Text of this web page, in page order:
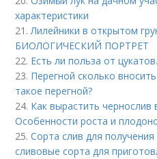
характеристики
21.Лилейники в открытом
БИОЛОГИЧЕСКИЙ ПОРТРЕТ
22. Есть ли польза от
23. Перегной сколько
такое перегной?
24. Как вырастить чернослив
Особенности роста и
25.Сорта слив для
сливовые сорта для